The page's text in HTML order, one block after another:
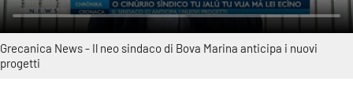
Sport
Cultura
Grecanica News - Il neo sindaco di Bova Marina anticipa i nuovi
progetti